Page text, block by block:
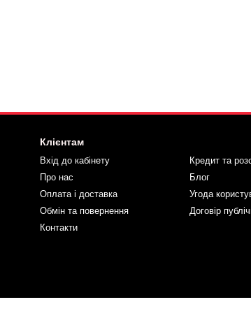
Клієнтам
Вхід до кабінету
Про нас
Оплата і доставка
Обмін та повернення
Контакти
Кредит та
Блог
Угода
Договір